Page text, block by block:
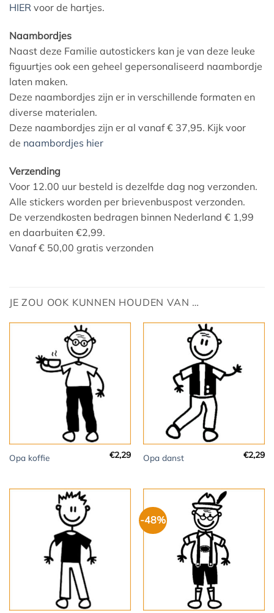
HIER voor de hartjes.
Naambordjes
Naast deze Familie autostickers kan je van deze leuke
figuurtjes ook een geheel gepersonaliseerd naambordje
laten maken.
Deze naambordjes zijn er in verschillende formaten en
diverse materialen.
Deze naambordjes zijn er al vanaf € 37,95. Kijk voor
de naambordjes hier
Verzending
Voor 12.00 uur besteld is dezelfde dag nog verzonden.
Alle stickers worden per brievenbuspost verzonden.
De verzendkosten bedragen binnen Nederland € 1,99
en daarbuiten €2,99.
Vanaf € 50,00 gratis verzonden
JE ZOU OOK KUNNEN HOUDEN VAN …
Opa koffie €2,29 Opa danst €2,29
-48%